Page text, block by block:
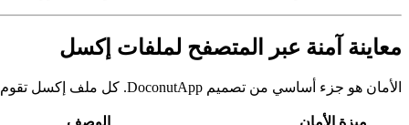
معاينة آمنة عبر المتصفح لملفات إكسل
الأمان هو جزء أساسي من تصميم DoconutApp. كل ملف إكسل تقوم بتحميله يُعامل بأمان:
ميزة الأمان الوصف